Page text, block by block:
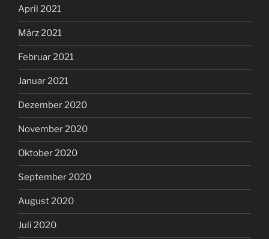
April 2021
März 2021
Februar 2021
Januar 2021
Dezember 2020
November 2020
Oktober 2020
September 2020
August 2020
Juli 2020